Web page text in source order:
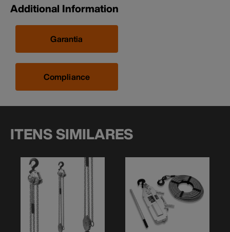
Additional Information
Garantia
Compliance
ITENS SIMILARES